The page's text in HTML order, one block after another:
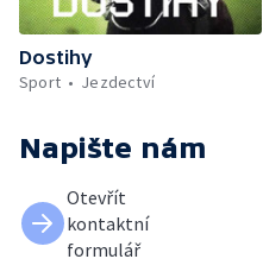
Dostihy
Sport
Jezdectví
Napište nám
Otevřít
kontaktní
formulář